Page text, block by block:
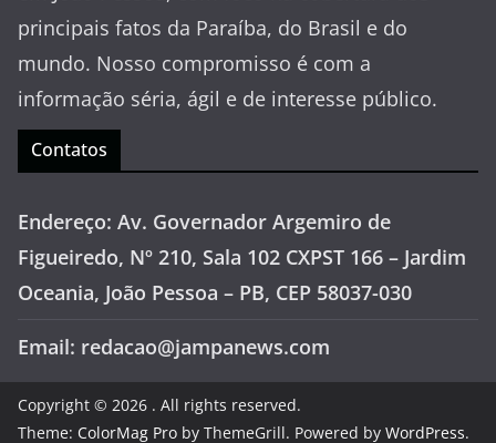
principais fatos da Paraíba, do Brasil e do
mundo. Nosso compromisso é com a
informação séria, ágil e de interesse público.
Contatos
Endereço: Av. Governador Argemiro de
Figueiredo, Nº 210, Sala 102 CXPST 166 – Jardim
Oceania, João Pessoa – PB, CEP 58037-030
Email: redacao@jampanews.com
Copyright © 2026 . All rights reserved.
Theme: ColorMag Pro by ThemeGrill. Powered by WordPress.